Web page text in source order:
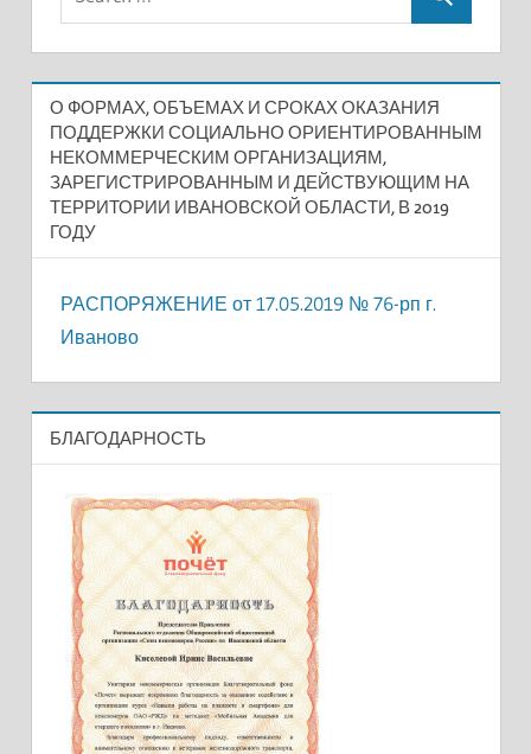
О ФОРМАХ, ОБЪЕМАХ И СРОКАХ ОКАЗАНИЯ
ПОДДЕРЖКИ СОЦИАЛЬНО ОРИЕНТИРОВАННЫМ
НЕКОММЕРЧЕСКИМ ОРГАНИЗАЦИЯМ,
ЗАРЕГИСТРИРОВАННЫМ И ДЕЙСТВУЮЩИМ НА
ТЕРРИТОРИИ ИВАНОВСКОЙ ОБЛАСТИ, В 2019
ГОДУ
РАСПОРЯЖЕНИЕ от 17.05.2019 № 76-рп г.
Иваново
БЛАГОДАРНОСТЬ